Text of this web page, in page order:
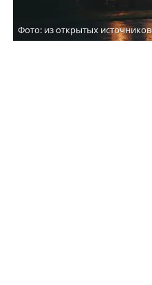
Фото: из открытых источников